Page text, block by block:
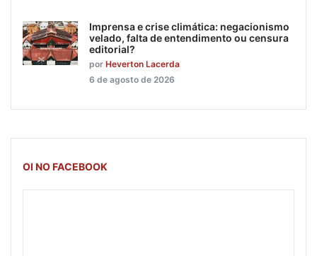
Imprensa e crise climática: negacionismo
velado, falta de entendimento ou censura
editorial?
por Heverton Lacerda
6 de agosto de 2026
OI NO FACEBOOK